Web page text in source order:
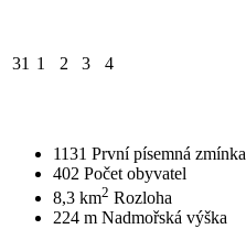
31 1 2 3 4
1131 První písemná zmínka
402 Počet obyvatel
8,3 km2 Rozloha
224 m Nadmořská výška